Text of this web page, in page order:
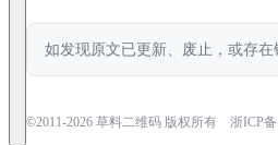
如发现原文已更新、废止，或存
©2011-2026 草料二维码 版权所有 浙ICP